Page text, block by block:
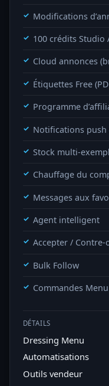
Modifications
100 crédits Studio
Cloud annonces
Étiquettes Free
Programme
Notifications push
Stock multi-
Chauffage du
Messages aux
Agent intelligent
Accepter / Contre-
Bulk Follow
Commandes Menu
DÉTAILS
Dressing Menu
Automatisations
Outils vendeur